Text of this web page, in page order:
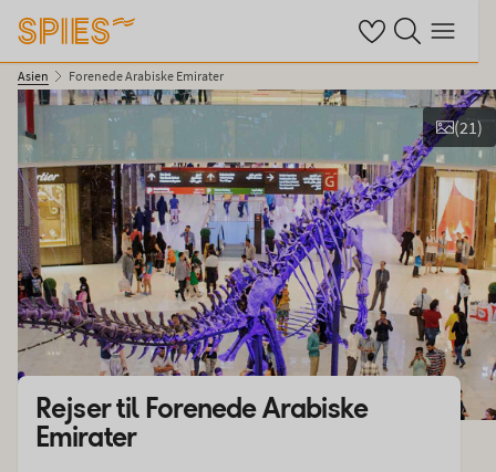
Se dine gemte
Søg på spies.dk
Menu
Asien Forenede Arabiske Emirater
Vis billeder
(21)
Rejser til Forenede Arabiske
Emirater